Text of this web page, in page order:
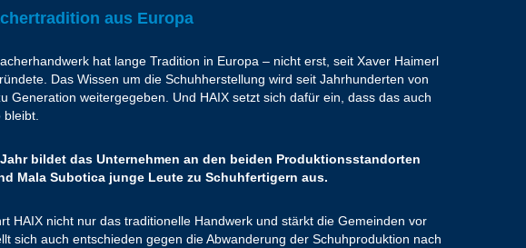
aus Europa
hat lange Tradition in Europa – nicht erst, seit Xaver Haimerl
Das Wissen um die Schuhherstellung wird seit Jahrhunderten von
Generation weitergegeben. Und HAIX setzt sich dafür ein, dass das auch
bleibt.
bildet das Unternehmen an den beiden Produktionsstandorten
Mala Subotica junge Leute zu Schuhfertigern aus.
HAIX nicht nur das traditionelle Handwerk und stärkt die Gemeinden vor
sich auch entschieden gegen die Abwanderung der Schuhproduktion nach